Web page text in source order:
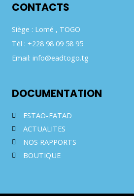
CONTACTS
Siège : Lomé , TOGO
Tél : +228 98 09 58 95
Email: info@eadtogo.tg
DOCUMENTATION
ESTAO-FATAD
ACTUALITES
NOS RAPPORTS
BOUTIQUE